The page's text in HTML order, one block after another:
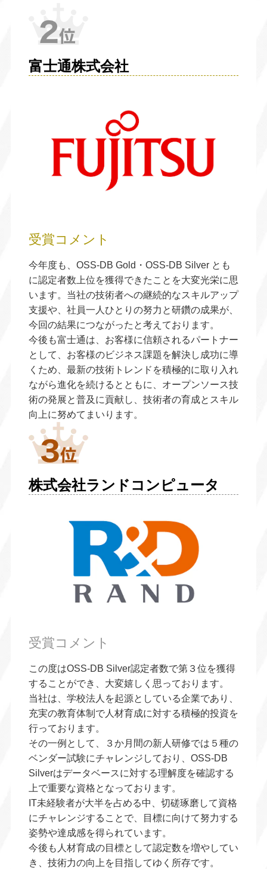
富士通株式会社
受賞コメント
今年度も、OSS-DB Gold・OSS-DB Silver とも
に認定者数上位を獲得できたことを大変光栄に思
います。当社の技術者への継続的なスキルアップ
支援や、社員一人ひとりの努力と研鑽の成果が、
今回の結果につながったと考えております。
今後も富士通は、お客様に信頼されるパートナー
として、お客様のビジネス課題を解決し成功に導
くため、最新の技術トレンドを積極的に取り入れ
ながら進化を続けるとともに、オープンソース技
術の発展と普及に貢献し、技術者の育成とスキル
向上に努めてまいります。
株式会社ランドコンピュータ
受賞コメント
この度はOSS-DB Silver認定者数で第３位を獲得
することができ、大変嬉しく思っております。
当社は、学校法人を起源としている企業であり、
充実の教育体制で人材育成に対する積極的投資を
行っております。
その一例として、３か月間の新人研修では５種の
ベンダー試験にチャレンジしており、OSS-DB
Silverはデータベースに対する理解度を確認する
上で重要な資格となっております。
IT未経験者が大半を占める中、切磋琢磨して資格
にチャレンジすることで、目標に向けて努力する
姿勢や達成感を得られています。
今後も人材育成の目標として認定数を増やしてい
き、技術力の向上を目指してゆく所存です。